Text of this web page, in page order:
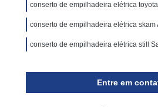
conserto de empilhadeira elétrica
conserto de empilhadeira elétrica skam
conserto de empilhadeira elétrica still
Bauru
Entre em